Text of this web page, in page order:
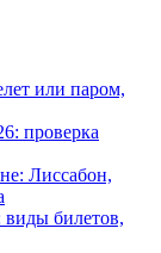
или паром,
проверка
Лиссабон,
виды билетов,